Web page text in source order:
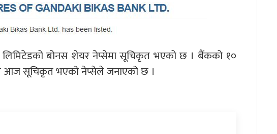
बोनस शेयर नेप्सेमा सूचिकृत भएको छ । बैंकको १०
आज सूचिकृत भएको नेप्सेले जनाएको छ ।